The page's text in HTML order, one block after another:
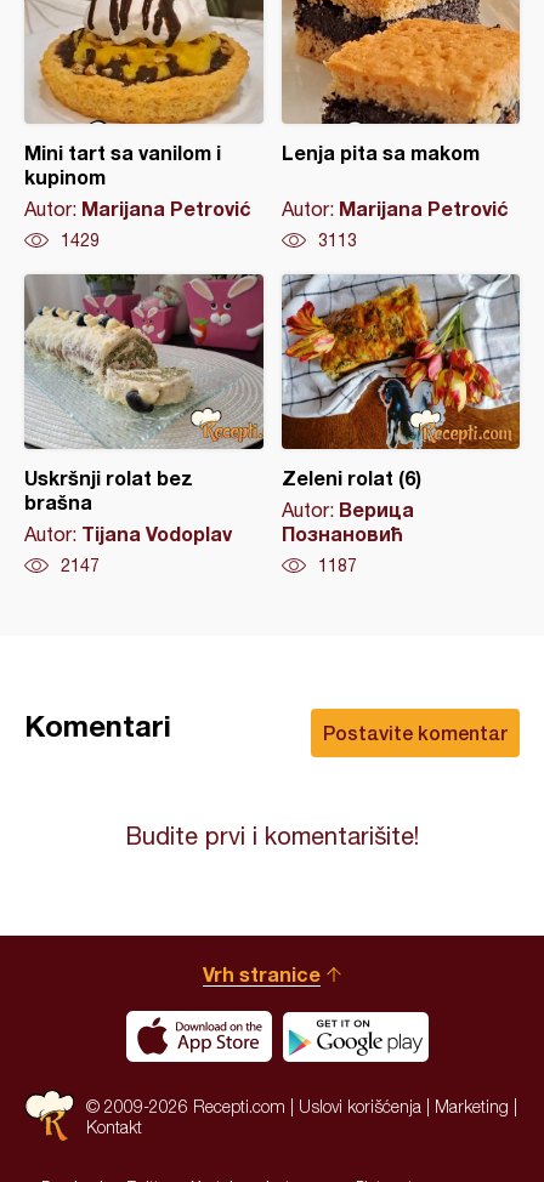
Mini tart sa vanilom i
kupinom
Autor: Marijana Petrović
1429
Lenja pita sa makom
Autor: Marijana Petrović
3113
Uskršnji rolat bez
brašna
Autor: Tijana Vodoplav
2147
Zeleni rolat (6)
Autor: Верица
Познановић
1187
Postavite komentar
Komentari
Budite prvi i komentarišite!
Vrh stranice
© 2009-2026 Recepti.com | Uslovi korišćenja Marketing
Kontakt